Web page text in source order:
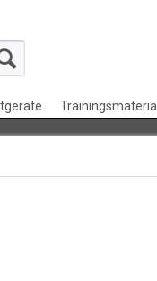
Trainingsmaterial